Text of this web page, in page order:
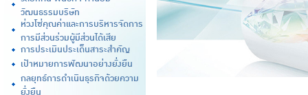
วัฒนธรรมบริษัท
ห่วงโซ่คุณค่าและการบริหารจัดการ
การมีส่วนร่วมผู้มีส่วนได้เสีย
การประเมินประเด็นสาระสำคัญ
เป้าหมายการพัฒนาอย่างยั่งยืน
กลยุทธ์การดำเนินธุรกิจด้วยความ
ยั่งยืน